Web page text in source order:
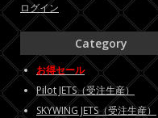
ログイン
Category
お得セール
Pilot JETS（受注生産）
SKYWING JETS（受注生産）